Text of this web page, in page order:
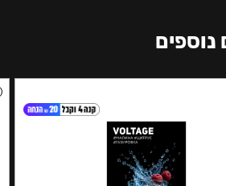
נוספים